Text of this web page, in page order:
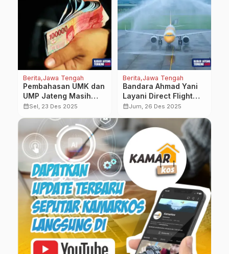
Berita Jawa Tengah
Pembahasan UMK dan
UMP Jateng Masih
Alot, Pemprov Pastikan
calendar_monthSel, 23 Des 2025
Berita Jawa Tengah
Bandara Ahmad Yani
Layani Direct Flight
Rute Semarang-
calendar_monthJum, 26 Des 2025